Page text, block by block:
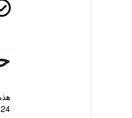
24-ساعة.